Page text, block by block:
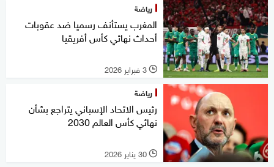
رياضة
المغرب يستأنف رسميا ضد عقوبات
أحداث نهائي كأس أفريقيا
l 3 فبراير 2026
رياضة
رئيس الاتحاد الإسباني يتراجع بشأن
نهائي كأس العالم 2030
l 30 يناير 2026